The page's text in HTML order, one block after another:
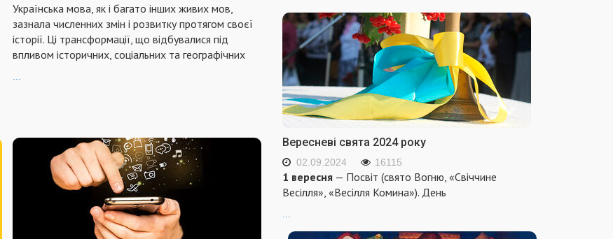
Українська мова, як і багато інших живих мов,
зазнала численних змін і розвитку протягом своєї
історії. Ці трансформації, що відбувалися під
впливом історичних, соціальних та географічних
Вересневі свята 2024 року
02.09.2024 16115
1 вересня — Посвіт (свято Вогню, «Свіччине
Весілля», «Весілля Комина»). День
...